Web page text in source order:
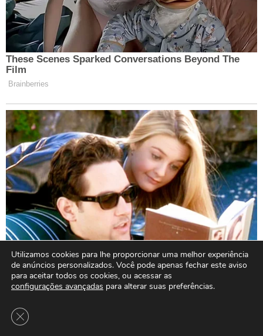
Utilizamos cookies para lhe proporcionar uma melhor experiência
de anúncios personalizados. Você pode apenas fechar este aviso
para aceitar todos os cookies, ou acessar as
configurações avançadas para alterar suas preferências.
Close GDPR Cookie Banner